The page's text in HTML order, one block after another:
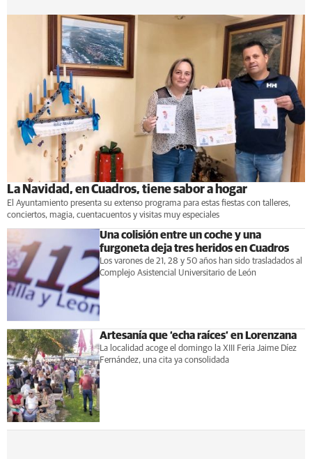
La Navidad, en Cuadros, tiene sabor a hogar
El Ayuntamiento presenta su extenso programa para estas fiestas con talleres,
conciertos, magia, cuentacuentos y visitas muy especiales
Una colisión entre un coche y una
furgoneta deja tres heridos en Cuadros
Los varones de 21, 28 y 50 años han sido trasladados al
Complejo Asistencial Universitario de León
Artesanía que ‘echa raíces’ en Lorenzana
La localidad acoge el domingo la XIII Feria Jaime Díez
Fernández, una cita ya consolidada